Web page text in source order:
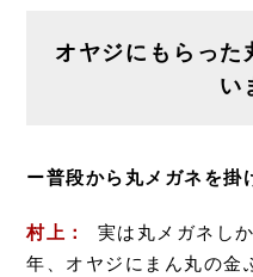
オヤジにもらった
い
ー普段から丸メガネを掛
村上：
実は丸メガネし
年、オヤジにまん丸の金